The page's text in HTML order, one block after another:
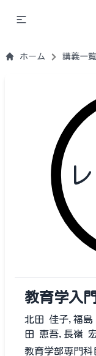
ホーム 講義一覧
教育学入門
北田 佳子,福
田 恵吾,長嶺
教育学部専門科